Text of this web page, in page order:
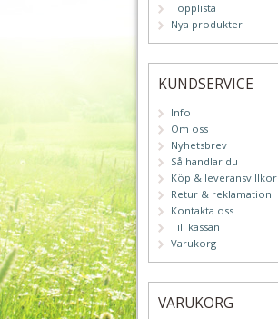
Topplista
Nya produkter
KUNDSERVICE
Info
Om oss
Nyhetsbrev
Så handlar du
Köp & leveransvillkor
Retur & reklamation
Kontakta oss
Till kassan
Varukorg
VARUKORG